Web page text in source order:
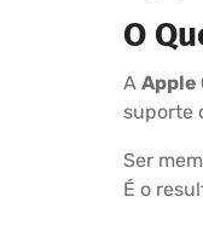
O
A Apple
suporte
Ser
É o